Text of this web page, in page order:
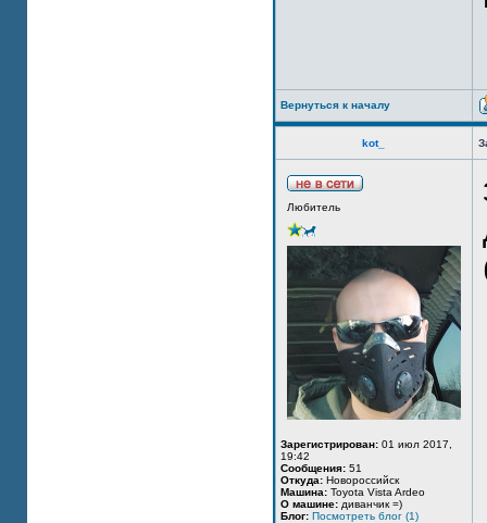
Вернуться к началу
kot_
Любитель
Зарегистрирован: 01 июл 2017,
19:42
Сообщения: 51
Откуда: Новороссийск
Машина: Toyota Vista Ardeo
О машине: диванчик =)
Блог: Посмотреть блог (1)